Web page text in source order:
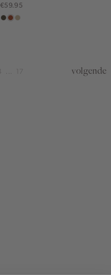
€59.95
donkerkhaki
bruinlichtzand
volgende